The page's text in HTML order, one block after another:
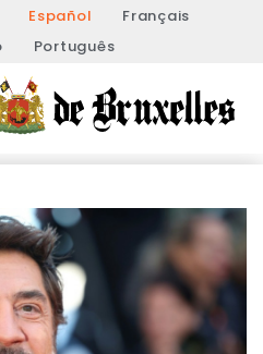
Español
Français
Português